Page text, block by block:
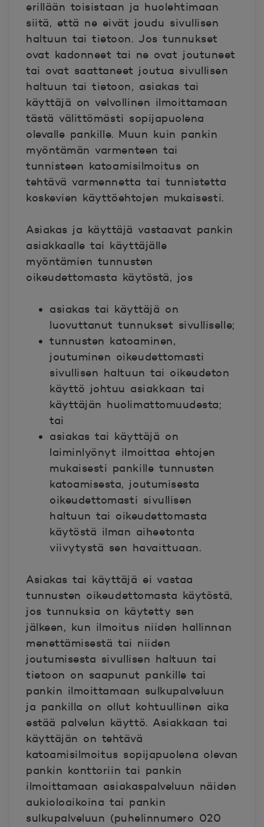
erillään toisistaan ja huolehtimaan
siitä, että ne eivät joudu sivullisen
haltuun tai tietoon. Jos tunnukset
ovat kadonneet tai ne ovat joutuneet
tai ovat saattaneet joutua sivullisen
haltuun tai tietoon, asiakas tai
käyttäjä on velvollinen ilmoittamaan
tästä välittömästi sopijapuolena
olevalle pankille. Muun kuin pankin
myöntämän varmenteen tai
tunnisteen katoamisilmoitus on
tehtävä varmennetta tai tunnistetta
koskevien käyttöehtojen mukaisesti.
Asiakas ja käyttäjä vastaavat pankin
asiakkaalle tai käyttäjälle
myöntämien tunnusten
oikeudettomasta käytöstä, jos
asiakas tai käyttäjä on
luovuttanut tunnukset sivulliselle;
tunnusten katoaminen,
joutuminen oikeudettomasti
sivullisen haltuun tai oikeudeton
käyttö johtuu asiakkaan tai
käyttäjän huolimattomuudesta;
tai
asiakas tai käyttäjä on
laiminlyönyt ilmoittaa ehtojen
mukaisesti pankille tunnusten
katoamisesta, joutumisesta
oikeudettomasti sivullisen
haltuun tai oikeudettomasta
käytöstä ilman aiheetonta
viivytystä sen havaittuaan.
Asiakas tai käyttäjä ei vastaa
tunnusten oikeudettomasta käytöstä,
jos tunnuksia on käytetty sen
jälkeen, kun ilmoitus niiden hallinnan
menettämisestä tai niiden
joutumisesta sivullisen haltuun tai
tietoon on saapunut pankille tai
pankin ilmoittamaan sulkupalveluun
ja pankilla on ollut kohtuullinen aika
estää palvelun käyttö. Asiakkaan tai
käyttäjän on tehtävä
katoamisilmoitus sopijapuolena olevan
pankin konttoriin tai pankin
ilmoittamaan asiakaspalveluun näiden
aukioloaikoina tai pankin
sulkupalveluun (puhelinnumero 020